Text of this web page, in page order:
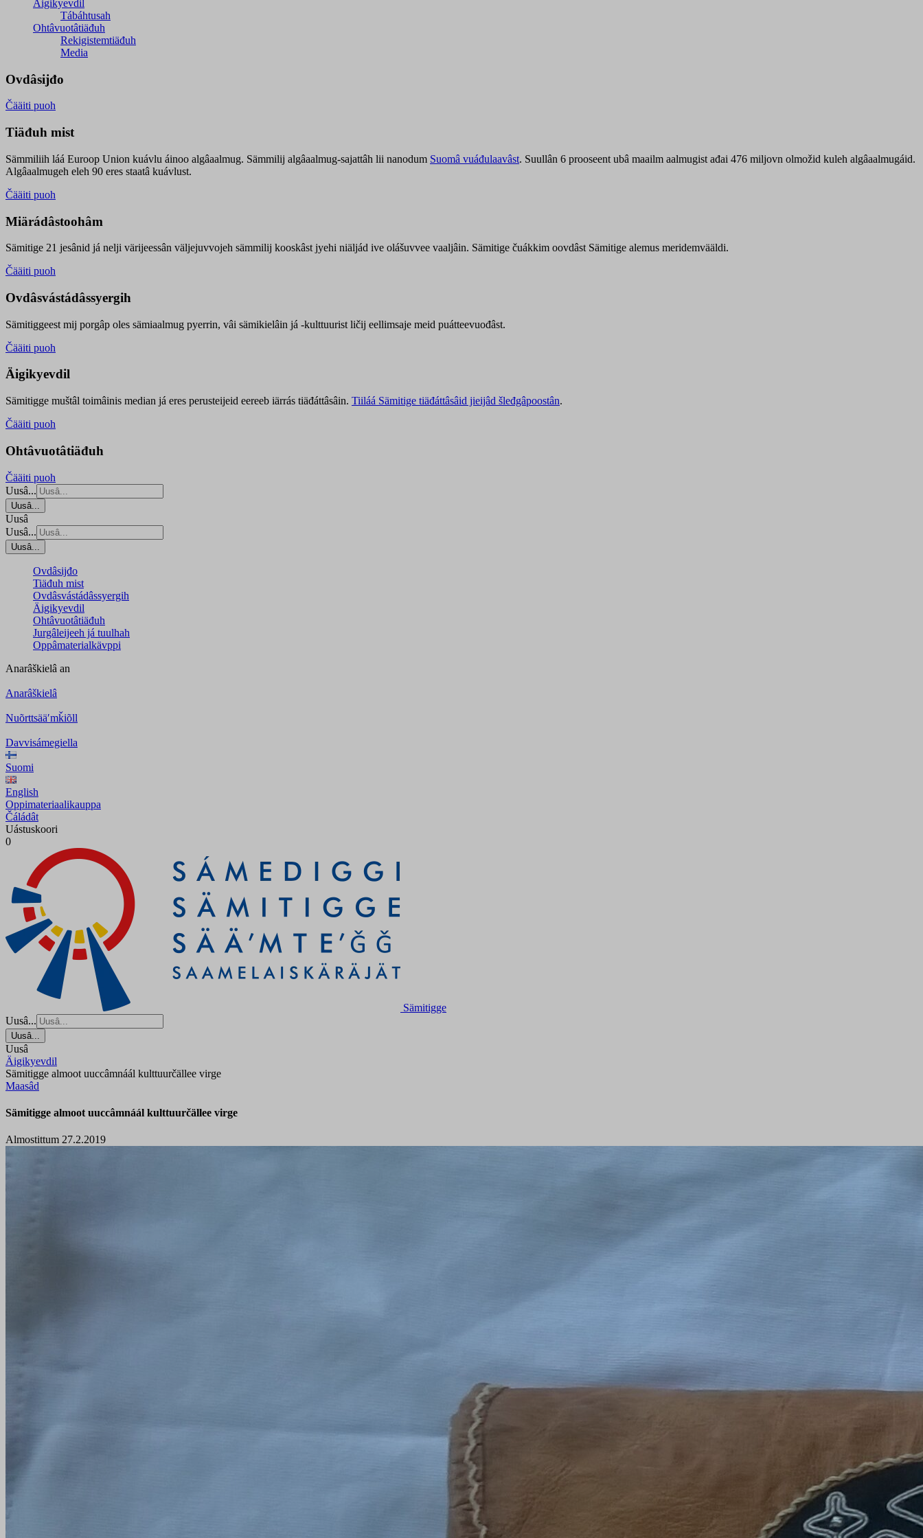
Äigikyevdil
Tábáhtusah
Ohtâvuotâtiäđuh
Rekigistemtiäđuh
Media
Ovdâsijđo
Čääiti puoh
Tiäđuh mist
Sämmiliih láá Euroop Union kuávlu áinoo algâaalmug. Sämmilij algâaalmug-sajattâh lii nanodum Suomâ vuáđulaavâst. Suullân 6 prooseent ubâ maailm aalmugist ađai 476 miljovn olmožid kuleh algâaalmugáid.
Algâaalmugeh eleh 90 eres staatâ kuávlust.
Čääiti puoh
Miärádâstoohâm
Sämitige 21 jesânid já nelji värijeessân väljejuvvojeh sämmilij kooskâst jyehi niäljád ive olášuvvee vaaljâin. Sämitige čuákkim oovdâst Sämitige alemus meridemvääldi.
Čääiti puoh
Ovdâsvástádâssyergih
Sämitiggeest mij porgâp oles sämiaalmug pyerrin, vâi sämikielâin já -kulttuurist ličij eellimsaje meid puátteevuođâst.
Čääiti puoh
Äigikyevdil
Sämitigge muštâl toimâinis median já eres perusteijeid eereeb iärrás tiäđáttâsâin. Tiiláá Sämitige tiäđáttâsâid jieijâd šleđgâpoostân.
Čääiti puoh
Ohtâvuotâtiäđuh
Čääiti puoh
Uusâ...
Uusâ...
Uusâ
Uusâ...
Uusâ...
Ovdâsijđo
Tiäđuh mist
Ovdâsvástádâssyergih
Äigikyevdil
Ohtâvuotâtiäđuh
Jurgâleijeeh já tuulhah
Oppâmaterialkävppi
Anarâškielâ an
Anarâškielâ
Nuõrttsääʹmǩiõll
Davvisámegiella
Suomi
English
Oppimateriaalikauppa
Čáládât
Uástuskoori
0
Sämitigge
Uusâ...
Uusâ...
Uusâ
Äigikyevdil
Sämitigge almoot uuccâmnáál kulttuurčällee virge
Maasâd
Sämitigge almoot uuccâmnáál kulttuurčällee virge
Almostittum 27.2.2019